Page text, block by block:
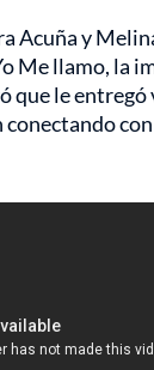
Acuña y
Me llamo, la
que le entregó
conectando